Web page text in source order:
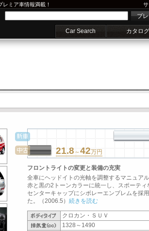
レミア車情報満載！
プ
Car Search カタログ
21.8～42万円
フロントライトの変更と装備の充実
全車にヘッドイトの光軸を調整するマニュア
赤と黒の2トーンカラーに統一し、スポーテ
センターキャップにシボレーエンブレムを採
た。（2006.5） 続きを読む
クロカン・ＳＵＶ
1328～1490